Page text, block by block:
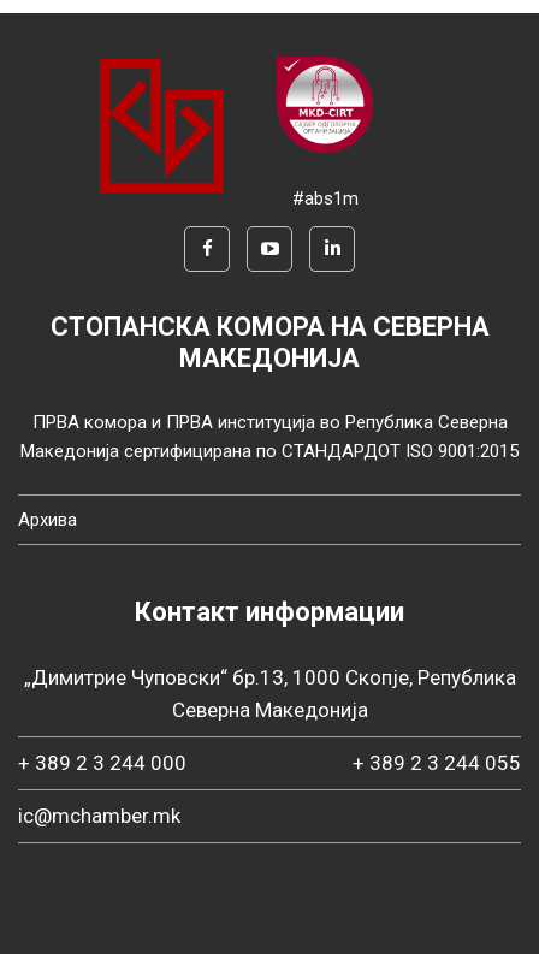
#abs1m
СТОПАНСКА КОМОРА НА СЕВЕРНА
МАКЕДОНИЈА
ПРВА комора и ПРВА институција во Република Северна
Македонија сертифицирана по СТАНДАРДОТ ISO 9001:2015
Архива
Контакт информации
„Димитрие Чуповски“ бр.13, 1000 Скопје, Република
Северна Македонија
+ 389 2 3 244 000 + 389 2 3 244 055
ic@mchamber.mk